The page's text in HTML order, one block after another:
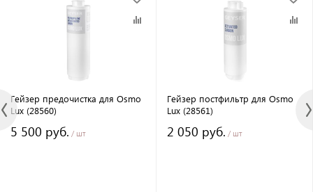
Гейзер предочистка для Osmo
Lux (28560)
5 500 руб. / шт
Гейзер постфильтр для Osmo
Lux (28561)
2 050 руб. / шт